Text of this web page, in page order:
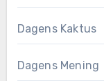
Dagens Kaktus
Dagens Mening